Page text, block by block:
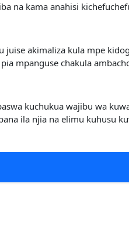
na kama anahisi
juise akimaliza kula mpe
mpanguse chakula
kuchukua wajibu wa
ila njia na elimu kuhusu